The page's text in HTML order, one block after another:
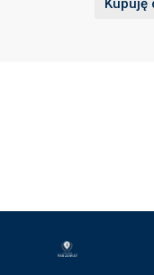
Kupuję